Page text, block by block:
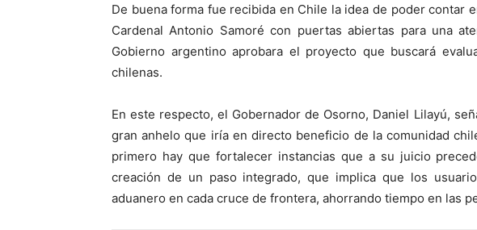
De buena forma fue recibida en Chile la idea de poder contar
Cardenal Antonio Samoré con puertas abiertas para una
Gobierno argentino aprobara el proyecto que buscará
chilenas.
En este respecto, el Gobernador de Osorno, Daniel Lilayú,
gran anhelo que iría en directo beneficio de la comunidad
primero hay que fortalecer instancias que a su juicio
creación de un paso integrado, que implica que los
aduanero en cada cruce de frontera, ahorrando tiempo en las